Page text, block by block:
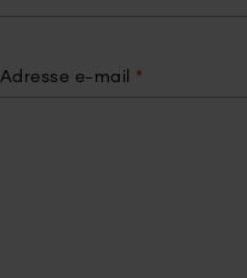
Adresse e-mail *